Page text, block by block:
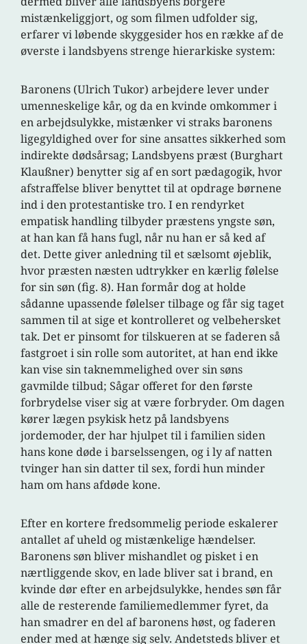
mistænkeliggjort, og som filmen udfolder sig,
erfarer vi løbende skyggesider hos en række af de
øverste i landsbyens strenge hierarkiske system:
Baronens (Ulrich Tukor) arbejdere lever under
umenneskelige kår, og da en kvinde omkommer i
en arbejdsulykke, mistænker vi straks baronens
ligegyldighed over for sine ansattes sikkerhed som
indirekte dødsårsag; Landsbyens præst (Burghart
Klaußner) benytter sig af en sort pædagogik, hvor
afstraffelse bliver benyttet til at opdrage børnene
ind i den protestantiske tro. I en rendyrket
empatisk handling tilbyder præstens yngste søn,
at han kan få hans fugl, når nu han er så ked af
det. Dette giver anledning til et sælsomt øjeblik,
hvor præsten næsten udtrykker en kærlig følelse
for sin søn (fig. 8). Han formår dog at holde
sådanne upassende følelser tilbage og får sig taget
sammen til at sige et kontrolleret og velbehersket
tak. Det er pinsomt for tilskueren at se faderen så
fastgroet i sin rolle som autoritet, at han end ikke
kan vise sin taknemmelighed over sin søns
gavmilde tilbud; Sågar offeret for den første
forbrydelse viser sig at være forbryder. Om dagen
kører lægen psykisk hetz på landsbyens
jordemoder, der har hjulpet til i familien siden
hans kone døde i barselssengen, og i ly af natten
tvinger han sin datter til sex, fordi hun minder
ham om hans afdøde kone.
Efter en kortere fredsommelig periode eskalerer
antallet af uheld og mistænkelige hændelser.
Baronens søn bliver mishandlet og pisket i en
nærtliggende skov, en lade bliver sat i brand, en
kvinde dør efter en arbejdsulykke, hendes søn får
alle de resterende familiemedlemmer fyret, da
han smadrer en del af baronens høst, og faderen
ender med at hænge sig selv. Andetsteds bliver et